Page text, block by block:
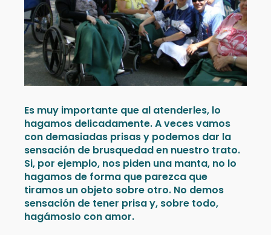
Es muy importante que al atenderles, lo
hagamos delicadamente. A veces vamos
con demasiadas prisas y podemos dar la
sensación de brusquedad en nuestro trato.
Si, por ejemplo, nos piden una manta, no lo
hagamos de forma que parezca que
tiramos un objeto sobre otro. No demos
sensación de tener prisa y, sobre todo,
hagámoslo con amor.